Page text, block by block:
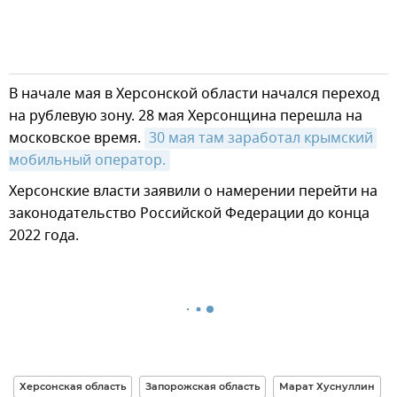
В начале мая в Херсонской области начался переход
на рублевую зону. 28 мая Херсонщина перешла на
московское время. 30 мая там заработал крымский
мобильный оператор.
Херсонские власти заявили о намерении перейти на
законодательство Российской Федерации до конца
2022 года.
Херсонская область Запорожская область Марат Хуснуллин